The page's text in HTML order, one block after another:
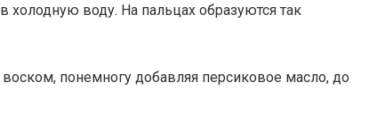
холодную воду. На пальцах образуются так
понемногу добавляя персиковое масло, до